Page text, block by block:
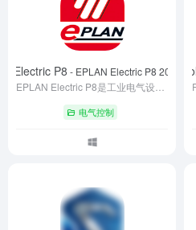
Electric P8 - EPLAN Electric P8
电气控制
RT